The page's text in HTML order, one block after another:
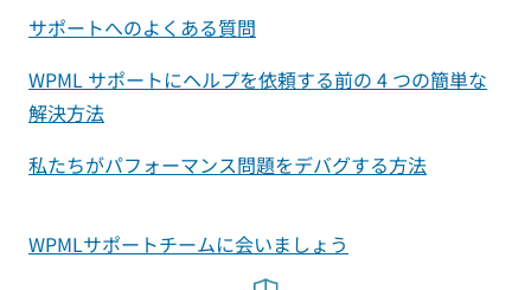
サポートへのよくある質問
WPML サポートにヘルプを依頼する前の 4 つの簡単な
解決方法
私たちがパフォーマンス問題をデバグする方法
WPMLサポートチームに会いましょう